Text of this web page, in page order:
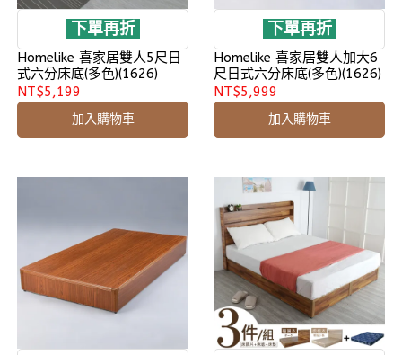
下單再折
Homelike 喜家居雙人5尺日
式六分床底(多色)(1626)
NT$5,199
加入購物車
下單再折
Homelike 喜家居雙人加大6
尺日式六分床底(多色)(1626)
NT$5,999
加入購物車